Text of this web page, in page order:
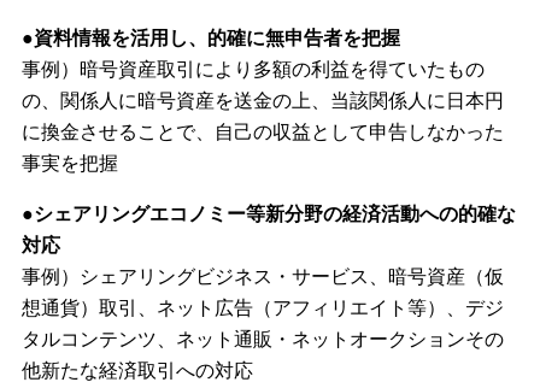
●資料情報を活用し、的確に無申告者を把握
事例）暗号資産取引により多額の利益を得ていたもの
の、関係人に暗号資産を送金の上、当該関係人に日本円
に換金させることで、自己の収益として申告しなかった
事実を把握
●シェアリングエコノミー等新分野の経済活動への的確な
対応
事例）シェアリングビジネス・サービス、暗号資産（仮
想通貨）取引、ネット広告（アフィリエイト等）、デジ
タルコンテンツ、ネット通販・ネットオークションその
他新たな経済取引への対応